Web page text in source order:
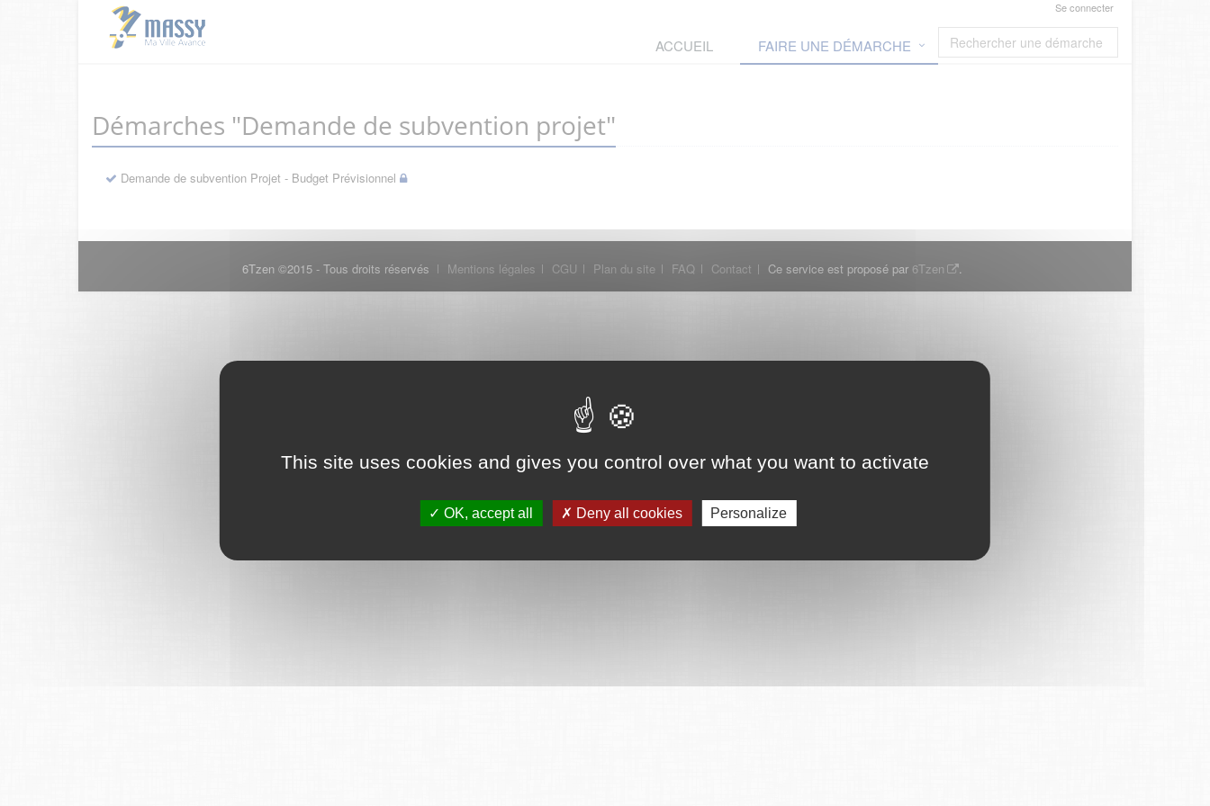
Se connecter
ACCUEIL FAIRE UNE DÉMARCHE
Démarches "Demande de subvention projet"
Demande de subvention Projet - Budget Prévisionnel
6Tzen ©2015 - Tous droits réservés Mentions légales CGU Plan du site FAQ Contact Ce service est proposé par 6Tzen .
This site uses cookies and gives you control over what you want to activate
OK, accept all Deny all cookies Personalize